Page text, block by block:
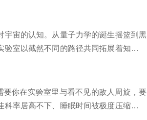
宙的认知。从量子力学的诞生摇篮到黑
室以截然不同的路径共同拓展着知识的
现当今世界物理学研究的十座灯塔。下
要你在实验室里与看不见的敌人周旋，要
率居高不下、睡眠时间被极度压缩、天